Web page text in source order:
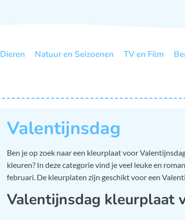
Dieren Natuur en Seizoenen TV en Film
Valentijnsdag
Ben je op zoek naar een kleurplaat voor
kleuren? In deze categorie vind je veel leuke en
februari. De kleurplaten zijn geschikt voor een
Valentijnsdag kleurplaat